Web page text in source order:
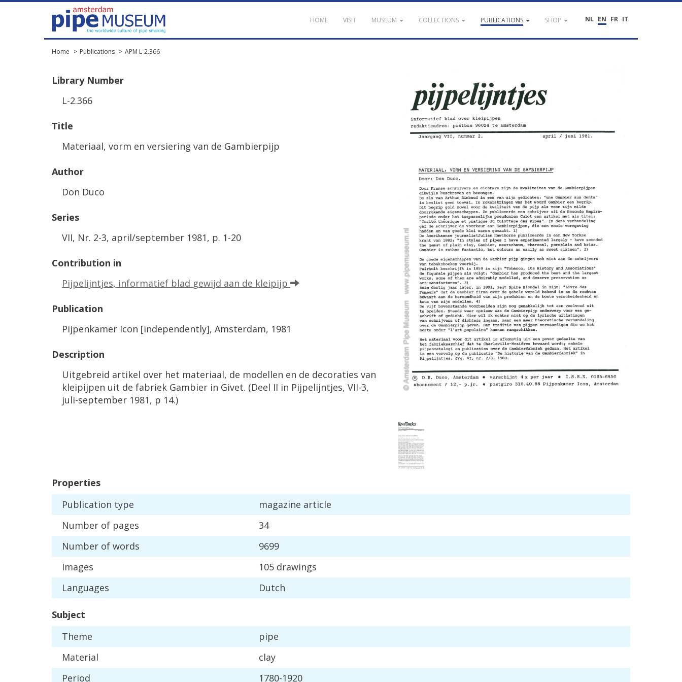
NL EN FR IT
HOME VISIT MUSEUM COLLECTIONS PUBLICATIONS SHOP
Home Publications APM L-2.366
Library Number
L-2.366
Title
Materiaal, vorm en versiering van de Gambierpijp
Author
Don Duco
Series
VII, Nr. 2-3, april/september 1981, p. 1-20
Contribution in
Pijpelijntjes, informatief blad gewijd aan de kleipijp
Publication
Pijpenkamer Icon [independently], Amsterdam, 1981
Description
Uitgebreid artikel over het materiaal, de modellen en de decoraties van
kleipijpen uit de fabriek Gambier in Givet. (Deel II in Pijpelijntjes, VII-3,
juli-september 1981, p 14.)
Properties
Publication type magazine article
Number of pages
34
Number of words
9699
Images
105 drawings
Languages
Dutch
Subject
Theme
pipe
Material
clay
Period
1780-1920